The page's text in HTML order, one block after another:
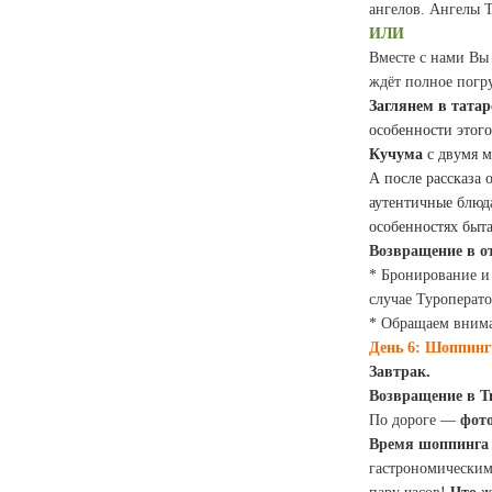
ангелов. Ангелы
ИЛИ
Вместе с нами Вы
ждёт полное
Заглянем в
особенности
Кучума с двумя
А после
аутентичные
особенностях
Возвращение в
* Бронирование и
случае
* Обращаем
День 6:
Завтрак.
Возвращение в
По дороге —
Время шоппинга